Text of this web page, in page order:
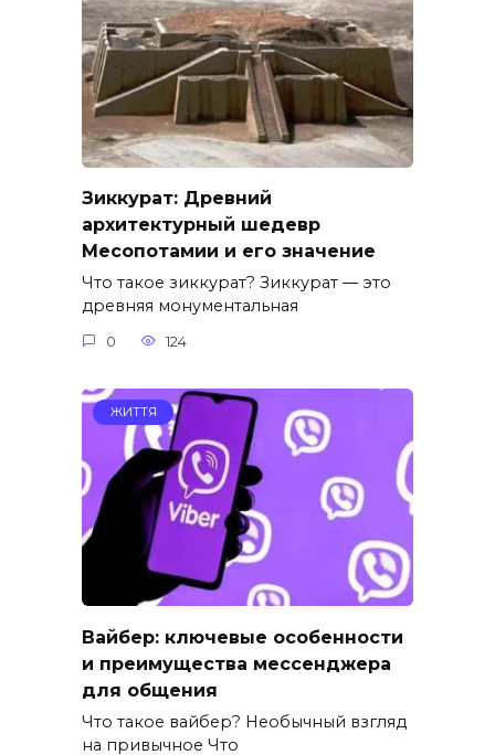
Зиккурат: Древний
архитектурный шедевр
Месопотамии и его значение
Что такое зиккурат? Зиккурат — это
древняя монументальная
0 124
ЖИТТЯ
Вайбер: ключевые особенности
и преимущества мессенджера
для общения
Что такое вайбер? Необычный взгляд
на привычное Что